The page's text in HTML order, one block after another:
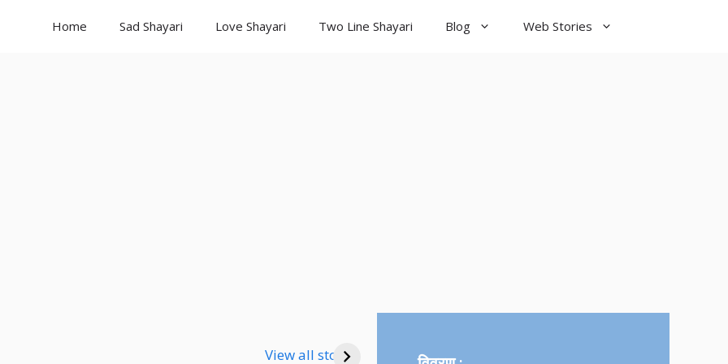
Home Sad Shayari Love Shayari Two Line Shayari Blog Web Stories
View all storiesShayari